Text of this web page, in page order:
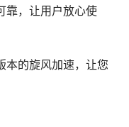
，让用户放心使
的旋风加速，让您